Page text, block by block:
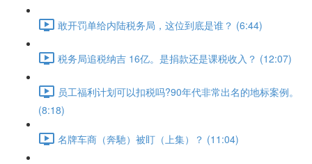
敢开罚单给内陆税务局，这位到底是谁？ (6:44)
税务局追税纳吉 16亿。是捐款还是课税收入？ (12:07)
员工福利计划可以扣税吗?90年代非常出名的地标案例。
(8:18)
名牌车商（奔馳）被盯（上集）？ (11:04)